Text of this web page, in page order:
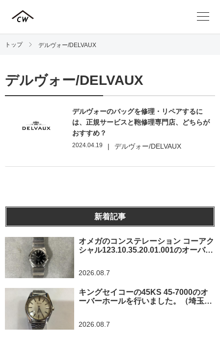
トップ デルヴォー/DELVAUX
デルヴォー/DELVAUX
デルヴォーのバッグを修理・リペアするに
は、正規サービスと鞄修理専門店、どちらが
おすすめ？
2024.04.19 | デルヴォー/DELVAUX
新着記事
オメガのコンステレーション コーアク
シャル123.10.35.20.01.001のオーバー
2026.08.7
キングセイコーの45KS 45-7000のオ
ーバーホールを行いました。（埼玉県
2026.08.7